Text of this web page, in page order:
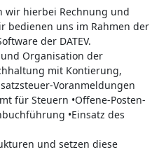
wir hierbei Rechnung und
bedienen uns im Rahmen der
der DATEV.
Organisation der
mit Kontierung,
Voranmeldungen
für Steuern •Offene-Posten-
•Einsatz des
und setzen diese